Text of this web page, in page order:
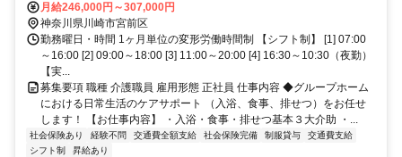
ス停から徒歩3分 ・各線「センター北駅」からバス 「有馬変電所」バ
ス停から徒歩3分 ・横浜地下鉄グリーンライン「北山田駅」からバス
「有馬変電所」バス停から徒歩3分
月給246,000円～307,000円
神奈川県川崎市宮前区
勤務曜日・時間 1ヶ月単位の変形労働時間制 【シフト制】 [1] 07:00
～16:00 [2] 09:00～18:00 [3] 11:00～20:00 [4] 16:30～10:30（夜勤）
【実...
募集要項 職種 介護職員 雇用形態 正社員 仕事内容 ◆グループホーム
における日常生活のケアサポート （入浴、食事、排せつ）をお任せ
します！ 【お仕事内容】 ・入浴・食事・排せつ基本３大介助 ・...
社会保険あり 経験不問 交通費全額支給 社会保険完備 制服貸与
交通費支給
シフト制
昇給あり